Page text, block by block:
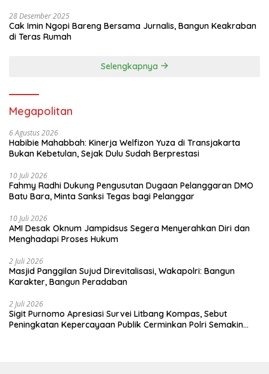
28 Desember 2025
Cak Imin Ngopi Bareng Bersama Jurnalis, Bangun Keakraban
di Teras Rumah
Selengkapnya
Megapolitan
6 Agustus 2026
Habibie Mahabbah: Kinerja Welfizon Yuza di Transjakarta
Bukan Kebetulan, Sejak Dulu Sudah Berprestasi
10 Juli 2026
Fahmy Radhi Dukung Pengusutan Dugaan Pelanggaran DMO
Batu Bara, Minta Sanksi Tegas bagi Pelanggar
10 Juli 2026
AMI Desak Oknum Jampidsus Segera Menyerahkan Diri dan
Menghadapi Proses Hukum
2 Juli 2026
Masjid Panggilan Sujud Direvitalisasi, Wakapolri: Bangun
Karakter, Bangun Peradaban
2 Juli 2026
Sigit Purnomo Apresiasi Survei Litbang Kompas, Sebut
Peningkatan Kepercayaan Publik Cerminkan Polri Semakin